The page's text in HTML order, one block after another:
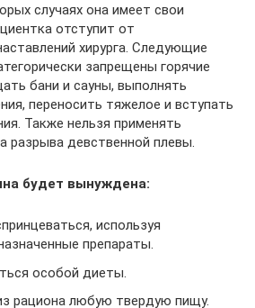
случаях она имеет свои
отступит от
хирурга. Следующие
запрещены горячие
бани и сауны, выполнять
переносить тяжелое и вступать
Также нельзя применять
девственной плевы.
будет вынуждена:
используя
препараты.
особой диеты.
рациона любую твердую пищу.